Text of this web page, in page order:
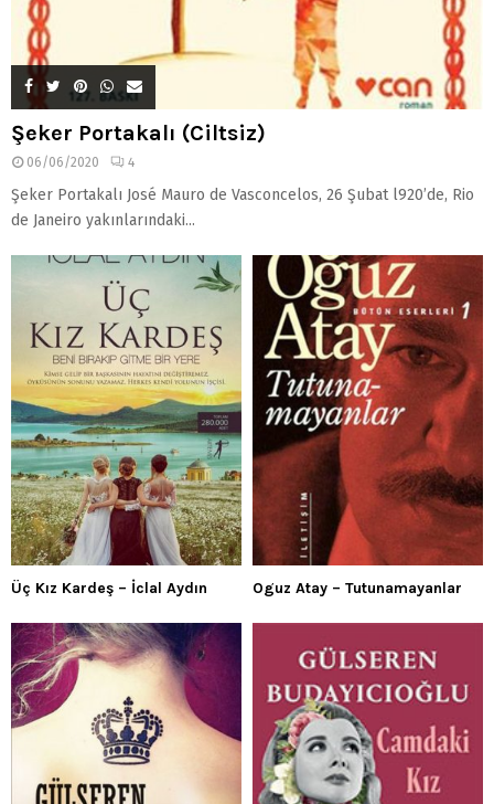
Şeker Portakalı (Ciltsiz)
06/06/2020 4
Şeker Portakalı José Mauro de Vasconcelos, 26 Şubat l920’de, Rio
de Janeiro yakınlarındaki...
Üç Kız Kardeş – İclal Aydın Oguz Atay – Tutunamayanlar